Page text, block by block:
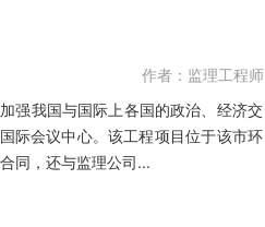
作者：监理工程师
强我国与国际上各国的政治、经济交
际会议中心。该工程项目位于该市环
同，还与监理公司...